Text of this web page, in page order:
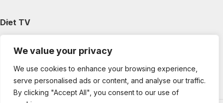
We value your privacy
We use cookies to enhance your browsing experience,
serve personalised ads or content, and analyse our traffic.
By clicking "Accept All", you consent to our use of
Diet TV
Κατηγορίες Άρθρων
Ακολουθήστε μας